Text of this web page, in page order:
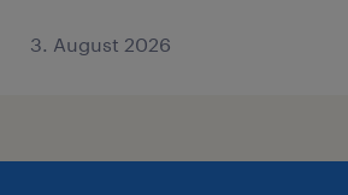
3. August 2026